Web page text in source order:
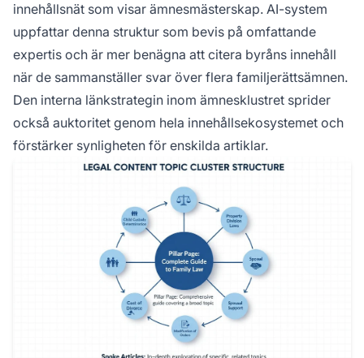
innehållsnät som visar ämnesmästerskap. AI-system
uppfattar denna struktur som bevis på omfattande
expertis och är mer benägna att citera byråns innehåll
när de sammanställer svar över flera familjerättsämnen.
Den interna länkstrategin inom ämnesklustret sprider
också auktoritet genom hela innehållsekosystemet och
förstärker synligheten för enskilda artiklar.